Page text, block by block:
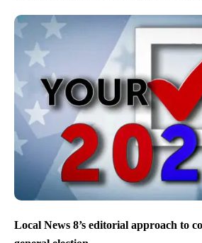
Local News 8’s editorial approach to